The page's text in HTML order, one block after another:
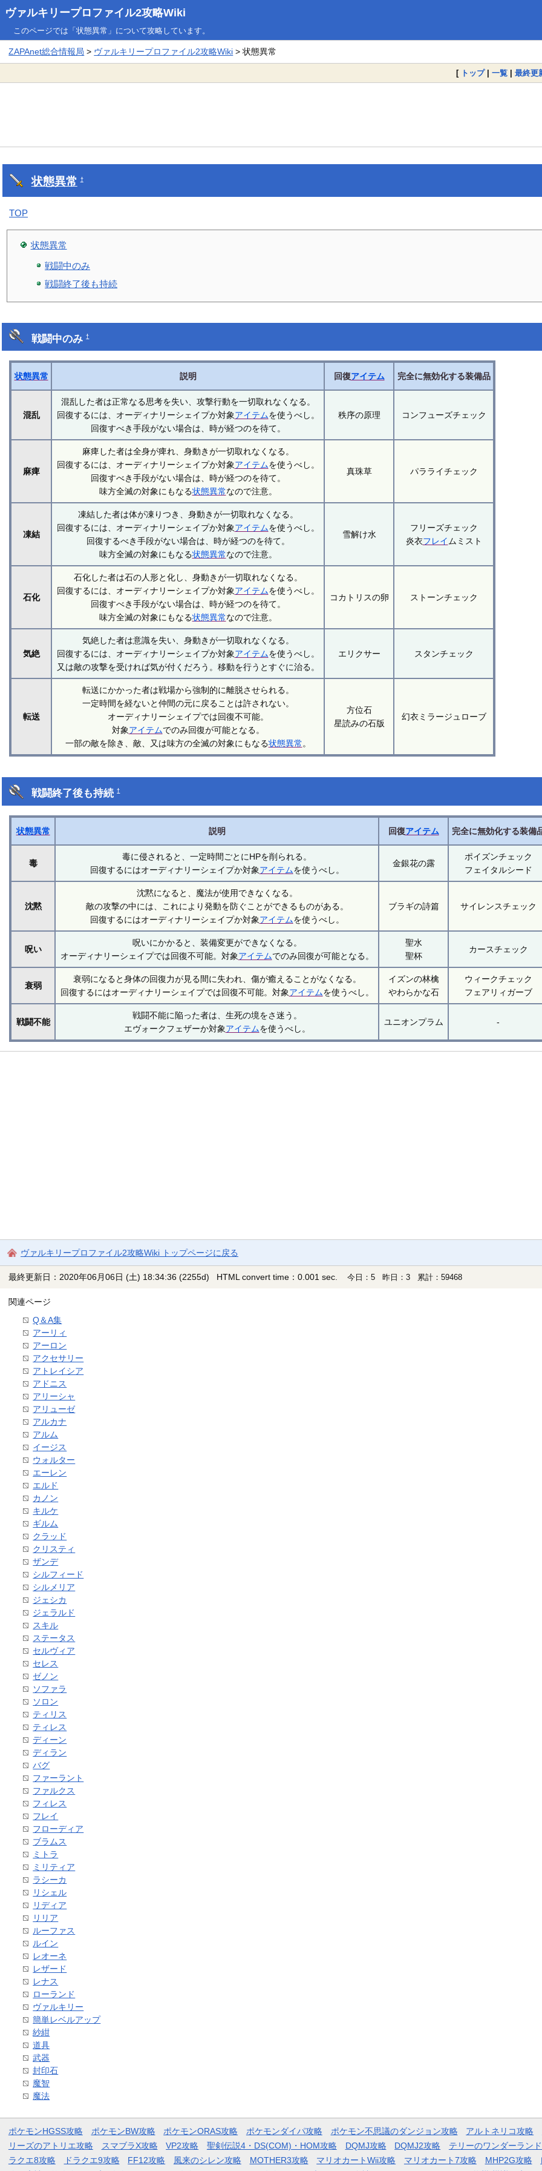
ヴァルキリープロファイル2攻略Wiki
このページでは「状態異常」について攻略しています。
ZAPAnet総合情報局 > ヴァルキリープロファイル2攻略Wiki > 状態異常
[ トップ| 一覧 | 最終更
状態異常 †
TOP
状態異常
戦闘中のみ
戦闘終了後も持続
戦闘中のみ†
状態異常 説明 回復アイテム 完全に無効化する装備品
混乱
混乱した者は正常なる思考を失い、攻撃行動を一切取れなくなる。
回復するには、オーディナリーシェイプか対象アイテムを使うべし。
回復すべき手段がない場合は、時が経つのを待て。
秩序の原理 コンフューズチェック
麻痺
麻痺した者は全身が痺れ、身動きが一切取れなくなる。
回復するには、オーディナリーシェイプか対象アイテムを使うべし。
回復すべき手段がない場合は、時が経つのを待て。
味方全滅の対象にもなる状態異常なので注意。
真珠草 パラライチェック
凍結
凍結した者は体が凍りつき、身動きが一切取れなくなる。
回復するには、オーディナリーシェイプか対象アイテムを使うべし。
回復するべき手段がない場合は、時が経つのを待て。
味方全滅の対象にもなる状態異常なので注意。
雪解け水
フリーズチェック
炎衣フレイムミスト
石化
石化した者は石の人形と化し、身動きが一切取れなくなる。
回復するには、オーディナリーシェイプか対象アイテムを使うべし。
回復すべき手段がない場合は、時が経つのを待て。
味方全滅の対象にもなる状態異常なので注意。
コカトリスの卵 ストーンチェック
気絶
気絶した者は意識を失い、身動きが一切取れなくなる。
回復するには、オーディナリーシェイプか対象アイテムを使うべし。
又は敵の攻撃を受ければ気が付くだろう。移動を行うとすぐに治る。
エリクサー スタンチェック
転送
転送にかかった者は戦場から強制的に離脱させられる。
一定時間を経ないと仲間の元に戻ることは許されない。
オーディナリーシェイプでは回復不可能。
対象アイテムでのみ回復が可能となる。
一部の敵を除き、敵、又は味方の全滅の対象にもなる状態異常。
方位石
星読みの石版
幻衣ミラージュローブ
戦闘終了後も持続†
状態異常 説明 回復アイテム 完全に無効化する装備
毒
毒に侵されると、一定時間ごとにHPを削られる。
回復するにはオーディナリーシェイプか対象アイテムを使うべし。
金銀花の露
ポイズンチェック
フェイタルシード
沈黙
沈黙になると、魔法が使用できなくなる。
敵の攻撃の中には、これにより発動を防ぐことができるものがある。
回復するにはオーディナリーシェイプか対象アイテムを使うべし。
ブラギの詩篇 サイレンスチェック
呪い
呪いにかかると、装備変更ができなくなる。
オーディナリーシェイプでは回復不可能。対象アイテムでのみ回復が可能となる。
聖水
聖杯
カースチェック
衰弱
衰弱になると身体の回復力が見る間に失われ、傷が癒えることがなくなる。
回復するにはオーディナリーシェイプでは回復不可能。対象アイテムを使うべし。
イズンの林檎
やわらかな石
ウィークチェック
フェアリィガーブ
戦闘不能
戦闘不能に陥った者は、生死の境をさ迷う。
エヴォークフェザーか対象アイテムを使うべし。
ユニオンプラム -
ヴァルキリープロファイル2攻略Wiki トップページに戻る
最終更新日：2020年06月06日 (土) 18:34:36(2255d) HTML convert time：0.001 sec. 今日：5 昨日：3 累計：59468
関連ページ
Q＆A集
アーリィ
アーロン
アクセサリー
アトレイシア
アドニス
アリーシャ
アリューゼ
アルカナ
アルム
イージス
ウォルター
エーレン
エルド
カノン
キルケ
ギルム
クラッド
クリスティ
ザンデ
シルフィード
シルメリア
ジェシカ
ジェラルド
スキル
ステータス
セルヴィア
セレス
ゼノン
ソファラ
ソロン
ティリス
ティレス
ディーン
ディラン
バグ
ファーラント
ファルクス
フィレス
フレイ
フローディア
ブラムス
ミトラ
ミリティア
ラシーカ
リシェル
リディア
リリア
ルーファス
ルイン
レオーネ
レザード
レナス
ローランド
ヴァルキリー
簡単レベルアップ
紗紺
道具
武器
封印石
魔智
魔法
ポケモンHGSS攻略 ポケモンBW攻略 ポケモンORAS攻略 ポケモンダイパ攻略 ポケモン不思議のダンジョン攻略 アルトネリコ攻略
リーズのアトリエ攻略
スマブラX攻略 VP2攻略 聖剣伝説4・DS(COM)・HOM攻略 DQMJ攻略 DQMJ2攻略
テリーのワンダーラン
ラクエ8攻略
ドラクエ9攻略 FF12攻略 風来のシレン攻略 MOTHER3攻略 マリオカートWii攻略 マリオカート7攻略 MHP2G攻略